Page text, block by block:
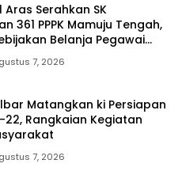
Serahkan SK
361 PPPK Mamuju Tengah,
Belanja Pegawai
7, 2026
Matangkan ki Persiapan
22, Rangkaian Kegiatan
7, 2026